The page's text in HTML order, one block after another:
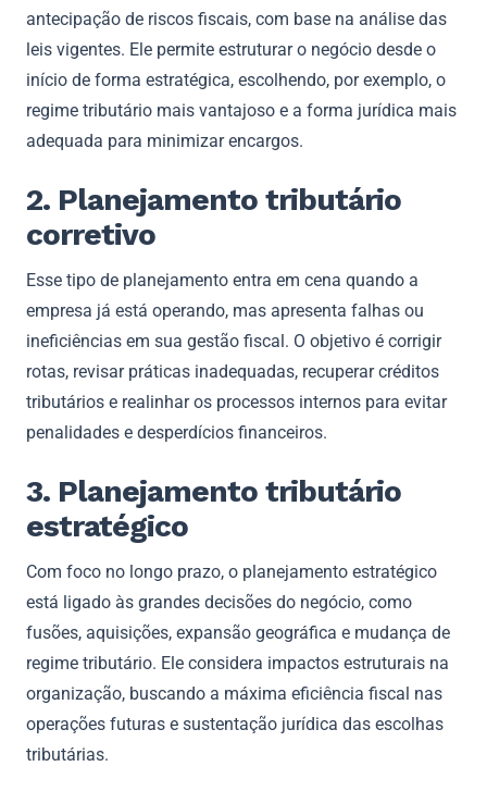
antecipação de riscos fiscais, com base na análise das
leis vigentes. Ele permite estruturar o negócio desde o
início de forma estratégica, escolhendo, por exemplo, o
regime tributário mais vantajoso e a forma jurídica mais
adequada para minimizar encargos.
2. Planejamento tributário
corretivo
Esse tipo de planejamento entra em cena quando a
empresa já está operando, mas apresenta falhas ou
ineficiências em sua gestão fiscal. O objetivo é corrigir
rotas, revisar práticas inadequadas, recuperar créditos
tributários e realinhar os processos internos para evitar
penalidades e desperdícios financeiros.
3. Planejamento tributário
estratégico
Com foco no longo prazo, o planejamento estratégico
está ligado às grandes decisões do negócio, como
fusões, aquisições, expansão geográfica e mudança de
regime tributário. Ele considera impactos estruturais na
organização, buscando a máxima eficiência fiscal nas
operações futuras e sustentação jurídica das escolhas
tributárias.